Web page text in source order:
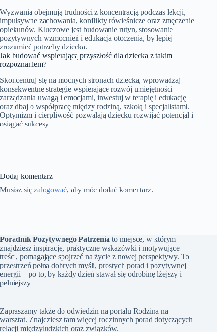
Wyzwania obejmują trudności z koncentracją podczas lekcji,
impulsywne zachowania, konflikty rówieśnicze oraz zmęczenie
opiekunów. Kluczowe jest budowanie rutyn, stosowanie
pozytywnych wzmocnień i edukacja otoczenia, by lepiej
zrozumieć potrzeby dziecka.
Jak budować wspierającą przyszłość dla dziecka z takim
rozpoznaniem?
Skoncentruj się na mocnych stronach dziecka, wprowadzaj
konsekwentne strategie wspierające rozwój umiejętności
zarządzania uwagą i emocjami, inwestuj w terapię i edukację
oraz dbaj o współpracę między rodziną, szkołą i specjalistami.
Optymizm i cierpliwość pozwalają dziecku rozwijać potencjał i
osiągać sukcesy.
Dodaj komentarz
Musisz się zalogować, aby móc dodać komentarz.
Poradnik Pozytywnego Patrzenia to miejsce, w którym
znajdziesz inspiracje, praktyczne wskazówki i motywujące
treści, pomagające spojrzeć na życie z nowej perspektywy. To
przestrzeń pełna dobrych myśli, prostych porad i pozytywnej
energii – po to, by każdy dzień stawał się odrobinę lżejszy i
pełniejszy.
Zapraszamy także do odwiedzin na portalu Rodzina na
warsztat. Znajdziesz tam więcej rodzinnych porad dotyczących
relacji międzyludzkich oraz związków.